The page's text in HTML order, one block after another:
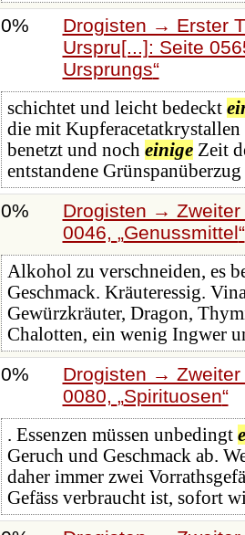
0%
Drogisten → Erster
Urspru[...]: Seite
Ursprungs
schichtet und leicht bedeckt
die mit
benetzt und noch einigeZeit
entstandene
0%
Drogisten →
0046,
Genussmittel
Alkohol zu verschneiden, es
Geschmack. Kräuteressig.
Gewürzkräuter, Dragon,
Chalotten, ein wenig Ingwer
0%
Drogisten →
0080,
Spirituosen
. Essenzen müssen unbedingt
Geruch und Geschmack ab.
daher immer zwei
Gefäss verbraucht ist, sofort